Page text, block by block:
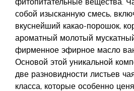
фитопитательные вещества.
собой изысканную смесь,
вкуснейший какао-порошок,
ароматный молотый
фирменное эфирное масло
Основой этой уникальной
две разновидности листьев
класса, которые особенно